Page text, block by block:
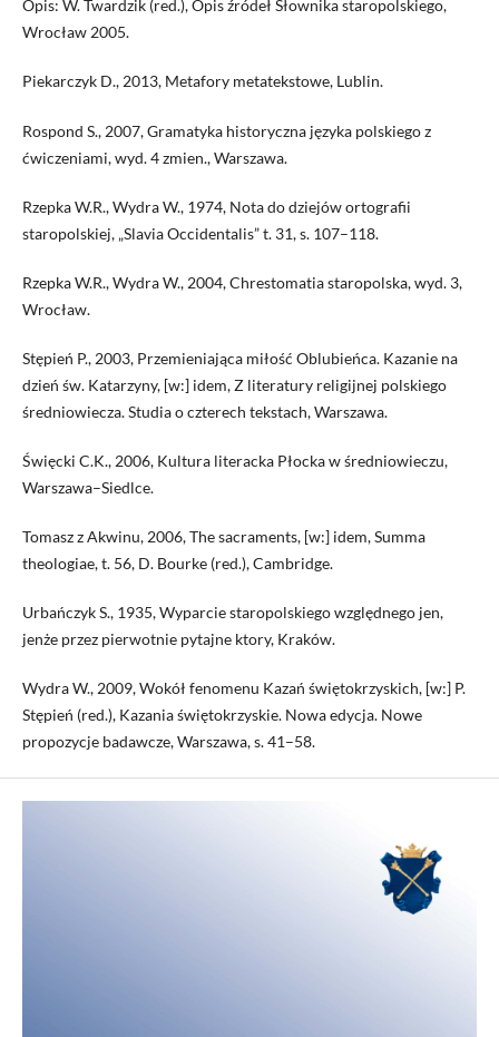
Opis: W. Twardzik (red.), Opis źródeł Słownika staropolskiego,
Wrocław 2005.
Piekarczyk D., 2013, Metafory metatekstowe, Lublin.
Rospond S., 2007, Gramatyka historyczna języka polskiego z
ćwiczeniami, wyd. 4 zmien., Warszawa.
Rzepka W.R., Wydra W., 1974, Nota do dziejów ortografii
staropolskiej, „Slavia Occidentalis” t. 31, s. 107–118.
Rzepka W.R., Wydra W., 2004, Chrestomatia staropolska, wyd. 3,
Wrocław.
Stępień P., 2003, Przemieniająca miłość Oblubieńca. Kazanie na
dzień św. Katarzyny, [w:] idem, Z literatury religijnej polskiego
średniowiecza. Studia o czterech tekstach, Warszawa.
Święcki C.K., 2006, Kultura literacka Płocka w średniowieczu,
Warszawa–Siedlce.
Tomasz z Akwinu, 2006, The sacraments, [w:] idem, Summa
theologiae, t. 56, D. Bourke (red.), Cambridge.
Urbańczyk S., 1935, Wyparcie staropolskiego względnego jen,
jenże przez pierwotnie pytajne ktory, Kraków.
Wydra W., 2009, Wokół fenomenu Kazań świętokrzyskich, [w:] P.
Stępień (red.), Kazania świętokrzyskie. Nowa edycja. Nowe
propozycje badawcze, Warszawa, s. 41–58.